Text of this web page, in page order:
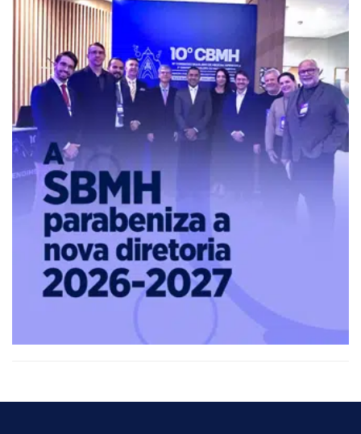
Vitality
Club
Diabetes,
Fitness,
Health,
Relationships